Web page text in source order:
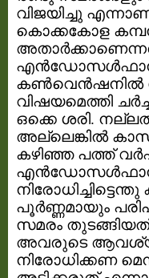
വിജയിച്ചു
കൊക്കകോള
കണ്‍വെന്‍ഷനില്‍
വിഷയമെത്തി
ഒക്കെ ശരി. നല്ലത്
അല്ലെങ്കില്‍
കഴിഞ്ഞ പത്ത്
എന്‍ഡോസള്‍ഫാന്‍
പൂര്‍ണ്ണമായും
സമരം
അവരുടെ
നിരോധിക്കണ